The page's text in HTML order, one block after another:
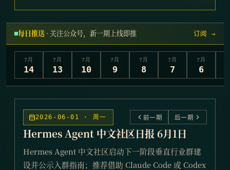
每日推送 · 关注公众号，新一期上线即推 订阅 →
7 月
14
7 月
13
7 月
10
7 月
9
7 月
8
7 月
7
7 月
6
2026-06-01 · 周一 前一期 后一期
Hermes Agent 中文社区日报 6月1日
Hermes Agent 中文社区启动下一阶段垂直行业群建
设并公示入群指南；推荐借助 Claude Code 或 Codex